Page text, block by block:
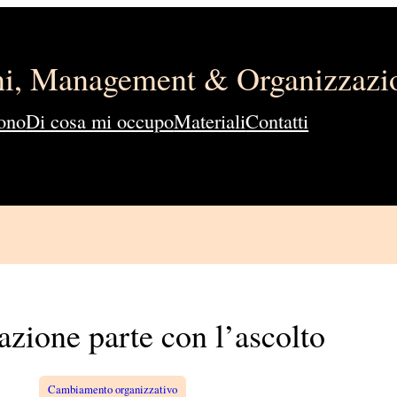
Management &
Di cosa mi occupoMaterialiContatti
parte con l’ascolto
Cambiamento organizzativo